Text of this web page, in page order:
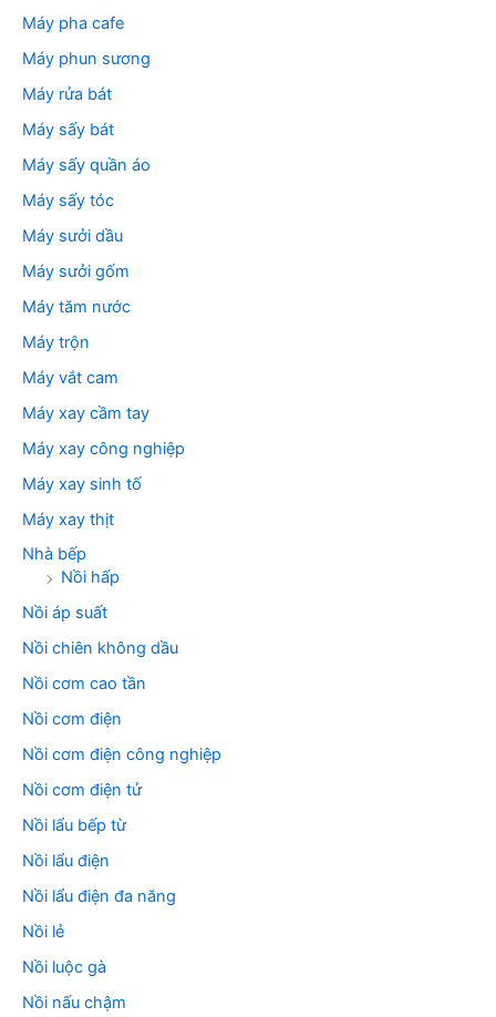
Máy pha cafe
Máy phun sương
Máy rửa bát
Máy sấy bát
Máy sấy quần áo
Máy sấy tóc
Máy sưởi dầu
Máy sưởi gốm
Máy tăm nước
Máy trộn
Máy vắt cam
Máy xay cầm tay
Máy xay công nghiệp
Máy xay sinh tố
Máy xay thịt
Nhà bếp
Nồi hấp
Nồi áp suất
Nồi chiên không dầu
Nồi cơm cao tần
Nồi cơm điện
Nồi cơm điện công nghiệp
Nồi cơm điện tử
Nồi lẩu bếp từ
Nồi lẩu điện
Nồi lẩu điện đa năng
Nồi lẻ
Nồi luộc gà
Nồi nấu chậm